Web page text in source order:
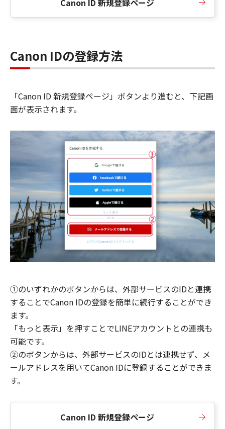
Canon IDの登録方法
「Canon ID 新規登録ページ」ボタンより進むと、下記画
面が表示されます。
①のいずれかのボタンからは、外部サービスのIDと連携
することでCanon IDの登録を簡単に続行することができ
ます。
「もっと表示」を押すことでLINEアカウントとの連携も
可能です。
②のボタンからは、外部サービスのIDとは連携せず、メ
ールアドレスを用いてCanon IDに登録することができま
す。
Canon ID 新規登録ページ